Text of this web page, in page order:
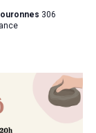
306